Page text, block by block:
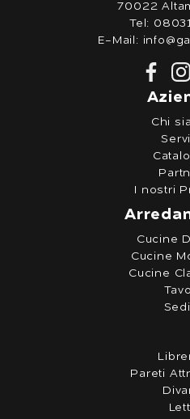
70022
Tel:
E-Mail:
Chi
I nostri
Cucine
Cucine
Cucine
Pareti